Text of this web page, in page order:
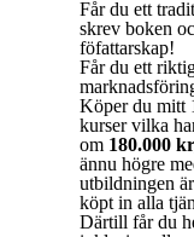
Får du ett
skrev boken
föfattarskap!
Får du ett
Köper du mitt
kurser vilka
om 180.000
ännu högre
utbildningen
köpt in alla
Därtill får du